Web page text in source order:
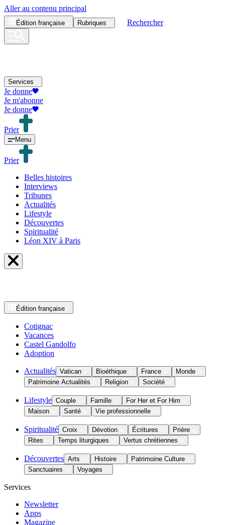
Aller au contenu principal
Édition française Rubriques Rechercher
Services
Je donne
Je m'abonne
Je donne
Prier
Menu
Prier
Belles histoires
Interviews
Tribunes
Actualités
Lifestyle
Découvertes
Spiritualité
Léon XIV à Paris
Édition française
Cotignac
Vacances
Castel Gandolfo
Adoption
Actualités Vatican Bioéthique France
Monde
Patrimoine Actualités
Religion Société
Lifestyle Couple Famille
For Her et For Him
Maison
Santé Vie professionnelle
Spiritualité Croix Dévotion Écritures
Prière
Rites
Temps liturgiques Vertus chrétiennes
Découvertes Arts Histoire
Patrimoine Culture
Sanctuaires
Voyages
Services
Newsletter
Apps
Magazine